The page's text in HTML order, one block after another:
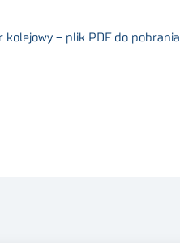
– plik PDF do pobrania